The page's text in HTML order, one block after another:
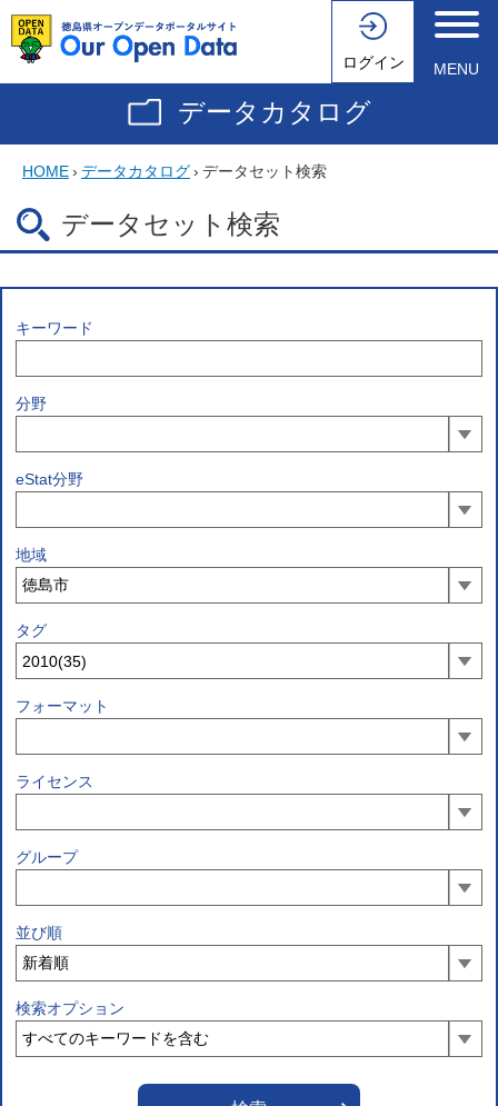
ログイン MENU
データカタログ
HOME› データカタログ› データセット検索
データセット検索
キーワード
分野
eStat分野
地域
タグ
フォーマット
ライセンス
グループ
並び順
検索オプション